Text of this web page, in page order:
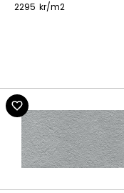
2295 kr/m2